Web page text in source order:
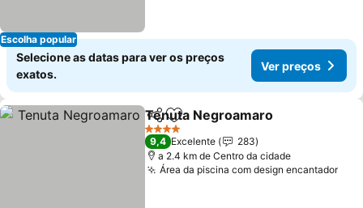
Escolha popular
Selecione as datas para ver os preços
exatos.
Ver preços
PartilharAdicionar aos favoritos
Tenuta Negroamaro
4 Estrelas
9,4 Excelente
283
a 2.4 km de Centro da cidade
Área da piscina com design encantadorVer